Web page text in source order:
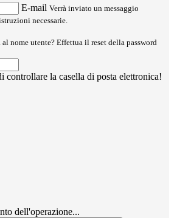
E-mail Verrà inviato un messaggio
necessarie.
nome utente? Effettua il reset della password
controllare la casella di posta elettronica!
dell'operazione...